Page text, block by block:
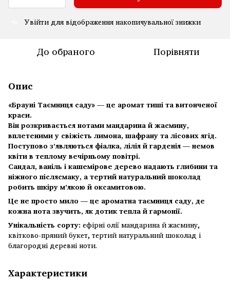
Увійтидля відображення накопичувальної знижки
До обраного Порівняти
Опис
«Брауні Таємниця саду»— це аромат тиші та витонченої
краси.
Він розкривається нотами мандарина й жасмину,
вплетеними у свіжість лимона, шафрану та лісових ягід.
Поступово з’являються фіалка, лілія й гарденія — немов
квіти в теплому вечірньому повітрі.
Сандал, ваніль і кашемірове дерево надають глибини та
ніжного післясмаку, а тертий натуральний шоколад
робить шкіру м’якою й оксамитовою.
Це не просто мило — це ароматна таємниця саду, де
кожна нота звучить, як дотик тепла й гармонії.
Унікальність сорту: ефірні олії мандарина й жасмину,
квітково-пряний букет, тертий натуральний шоколад і
благородні деревні ноти.
Характеристики